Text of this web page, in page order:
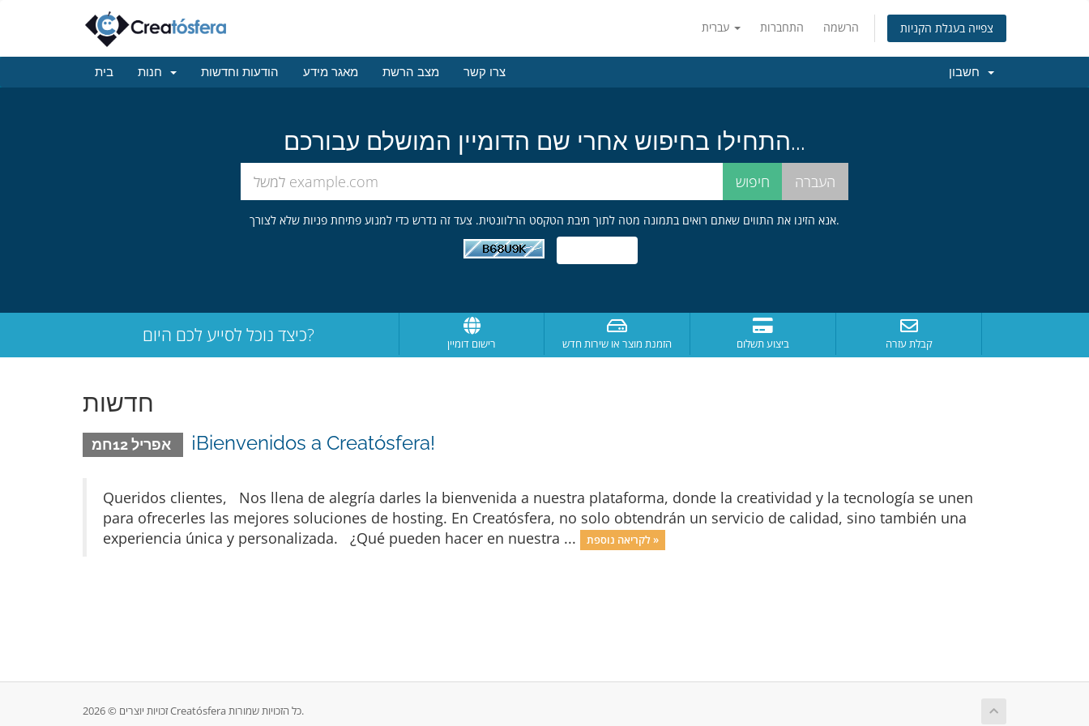
התחברות הרשמה צפייה בעגלת הקניות
בית הודעות וחדשות מאגר מידע מצב הרשת צרו קשר
התחילו בחיפוש אחרי שם הדומיין המושלם עבורכם...
אנא הזינו את התווים שאתם רואים בתמונה מטה לתוך תיבת הטקסט הרלוונטית. צעד זה נדרש כדי למנוע פתיחת פניות שלא לצורך.
כיצד נוכל לסייע לכם היום? רישום דומיין הזמנת מוצר או שירות חדש ביצוע תשלום קבלת עזרה
חדשות
אפריל 12חמ ¡Bienvenidos a Creatósfera!
Queridos clientes, Nos llena de alegría darles la bienvenida a nuestra plataforma, donde la creatividad y la tecnología se unen
para ofrecerles las mejores soluciones de hosting. En Creatósfera, no solo obtendrán un servicio de calidad, sino también una
experiencia única y personalizada. ¿Qué pueden hacer en nuestra ...
לקריאה נוספת »
זכויות יוצרים © 2026 Creatósfera כל הזכויות שמורות.